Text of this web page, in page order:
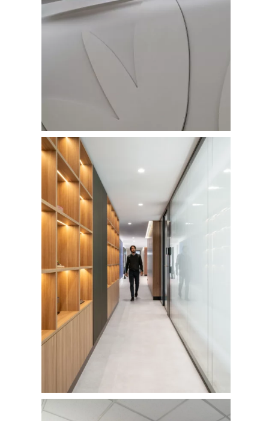
FOTOGRAFÍA
Fotografía de
Fotografía de Interiores
Vivienda
Hoteles /
Oficinas
Fotografía Residencial
Fotografía Fase de
Fotografía de Stand
DRON
PERSONAL
PUBLICACIONES
PRINTS
SOBRE MÍ
CONTACTO